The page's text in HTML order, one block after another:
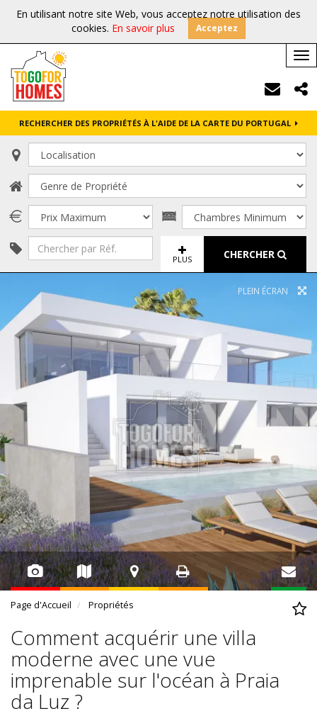
En utilisant notre site Web, vous acceptez notre utilisation des
cookies. En savoir plus Acceptez
RECHERCHER DES PROPRIÉTÉS À L'AIDE DE LA CARTE DU PORTUGAL
PLUS CHERCHER
PLEIN ÉCRAN
Page d'Accueil Propriétés
Comment acquérir une villa
moderne avec une vue
imprenable sur l'océan à Praia
da Luz ?